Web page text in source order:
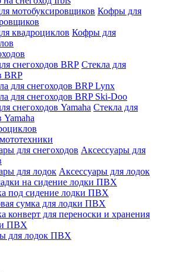
Кофры для
Кофры для
Стекла для
BRP
для снегоходов BRP Lynx
для снегоходов BRP Ski-Doo
Стекла для
Yamaha
Аксессуары для
Аксессуары для лодок
на сидение лодки ПВХ
под сидение лодки ПВХ
сумка для лодки ПВХ
конверт для переноски и хранения
ПВХ
для лодок ПВХ